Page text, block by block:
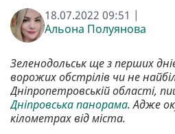
18.07.2022 09:51 |
Альона Полуянова
Зеленодольськ ще з перших
ворожих обстрілів чи не
Дніпропетровській області,
Дніпровська панорама. Адже
кілометрах від міста.